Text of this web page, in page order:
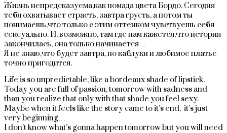
Жизнь непредсказуема,как помада цвета Бордо. Сегодня
тебя охватывает страсть, завтра грусть, а потом ты
понимаешь,что только с этим оттенком чувствуешь себя
сексуально. И, возможно, там где нам кажется,что история
закончилась, она только начинается…
Я не знаю,что будет завтра, но каблуки и любимое платье
точно пригодится.
Life is so unpredictable, like a bordeaux shade of lipstick.
Today you are full of passion, tomorrow with sadness and
than you realize that only with that shade you feel sexy.
Maybe when it feels like the story came to it’s end, it’s just
very beginning…
I don’t know what’s gonna happen tomorrow but you will need